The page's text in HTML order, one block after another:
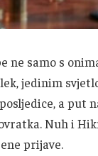
ne samo s
jedinim
a put
Nuh i
prijave.